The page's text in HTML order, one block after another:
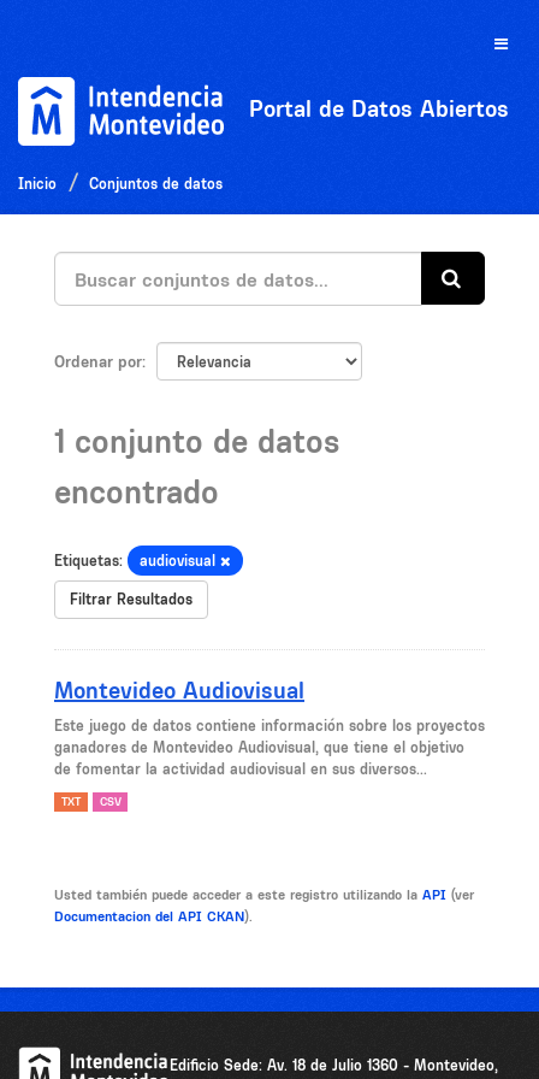
Toggle
Portal de Datos Abiertos
Inicio Conjuntos de datos
Ordenar por
1 conjunto de datos
encontrado
Etiquetas: audiovisual
Filtrar Resultados
Montevideo Audiovisual
Este juego de datos contiene información sobre los proyectos
ganadores de Montevideo Audiovisual, que tiene el objetivo
de fomentar la actividad audiovisual en sus diversos...
TXT CSV
Usted también puede acceder a este registro utilizando la API (ver
Documentacion del API CKAN).
Edificio Sede: Av. 18 de Julio 1360 - Montevideo,